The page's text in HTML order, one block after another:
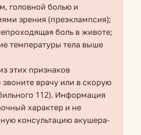
головной болью и
зрения (преэклампсия);
боль в животе;
температуры тела выше
этих признаков
врачу или в скорую
112). Информация
характер и не
консультацию акушера-